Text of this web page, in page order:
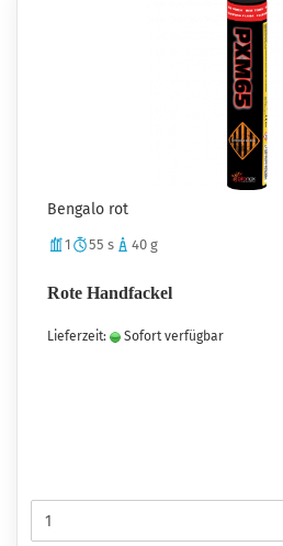
Bengalo rot
1 55 s 40 g
Rote Handfackel
Lieferzeit: Sofort verfügbar